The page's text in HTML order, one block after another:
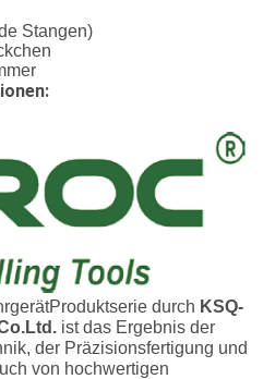
Stangen)
durch KSQ-
ist das Ergebnis der
der Präzisionsfertigung und
von hochwertigen